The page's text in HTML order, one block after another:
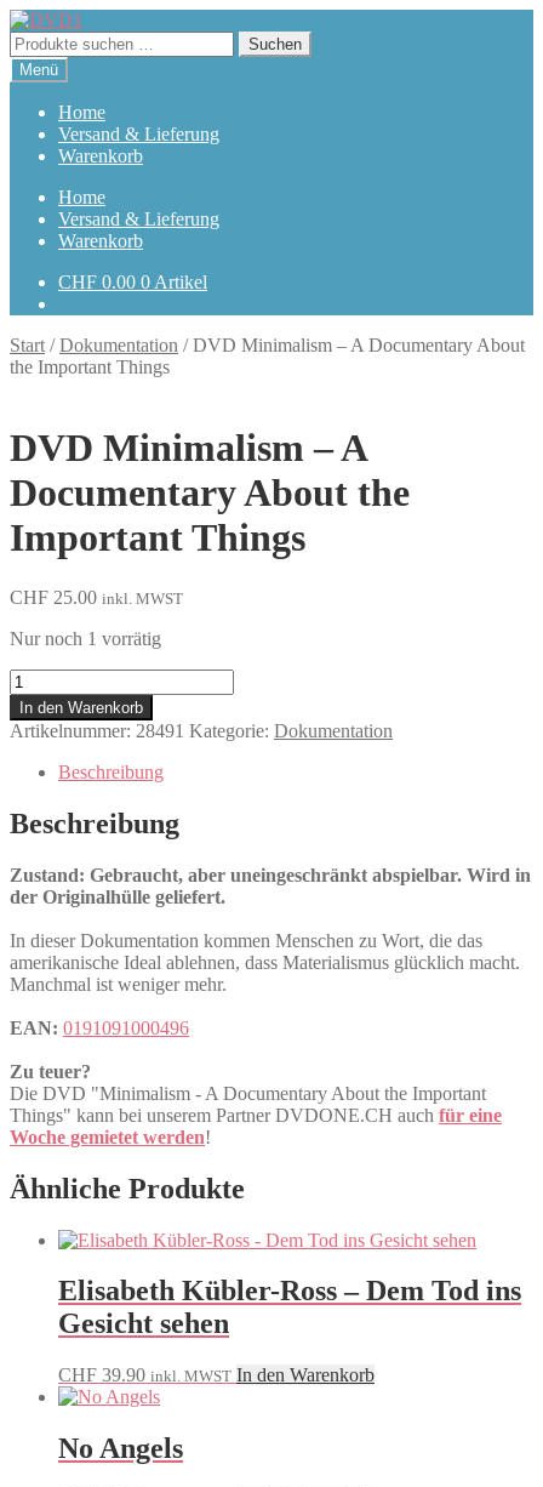
Zur
Navigation
springen
Zum
Inhalt
springen
Suchen
nach:
Suchen
Menü
Home
Versand & Lieferung
Warenkorb
Home
Versand & Lieferung
Warenkorb
CHF 0.00 0 Artikel
Start /Dokumentation /DVD Minimalism – A Documentary About
the Important Things
DVD Minimalism – A
Documentary About the
Important Things
CHF 25.00 inkl. MWST
Nur noch 1 vorrätig
Minimalism
-
A
Documentary
About
Important
Things
In den Warenkorb
Artikelnummer: 28491 Kategorie: Dokumentation
Beschreibung
Beschreibung
Zustand: Gebraucht, aber uneingeschränkt abspielbar. Wird in
der Originalhülle geliefert.
In dieser Dokumentation kommen Menschen zu Wort, die das
amerikanische Ideal ablehnen, dass Materialismus glücklich macht.
Manchmal ist weniger mehr.
EAN: 0191091000496
Zu teuer?
Die DVD "Minimalism - A Documentary About the Important
Things" kann bei unserem Partner DVDONE.CH auch für eine
Woche gemietet werden!
Ähnliche Produkte
Elisabeth Kübler-Ross – Dem Tod ins
Gesicht sehen
CHF 39.90 inkl. MWST In den Warenkorb
No Angels